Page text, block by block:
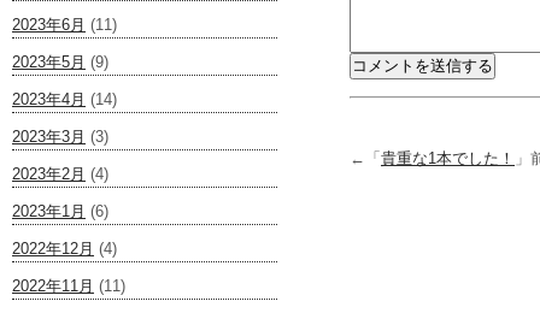
2023年6月 (11)
2023年5月 (9)
2023年4月 (14)
2023年3月 (3)
2023年2月 (4)
2023年1月 (6)
2022年12月 (4)
2022年11月 (11)
←「 貴重な1本でした！